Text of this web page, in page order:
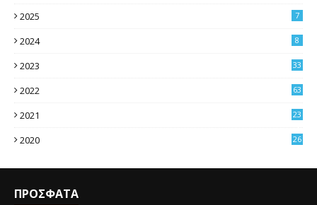
2025 7
2024 8
2023 33
2022 63
2021
23
2020
26
ΠΡΟΣΦΑΤΑ